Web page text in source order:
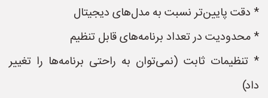
* دقت پایین‌تر نسبت به مدل‌های دیجیتال
* محدودیت در تعداد برنامه‌های قابل تنظیم
* تنظیمات ثابت (نمی‌توان به راحتی برنامه‌ها را تغییر
داد)